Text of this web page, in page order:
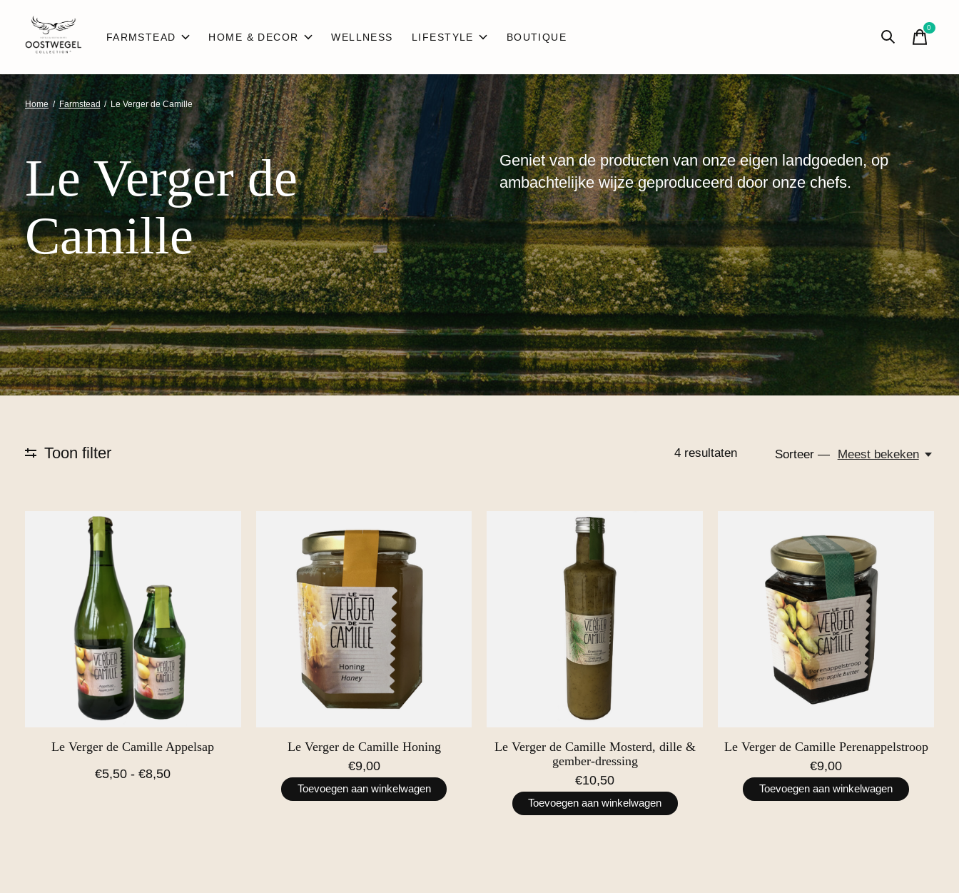
FARMSTEAD HOME & DECOR WELLNESS LIFESTYLE BOUTIQUE
0items
Home / Farmstead / Le Verger de Camille
Le Verger de
Camille
Geniet van de producten van onze eigen landgoeden, op
ambachtelijke wijze geproduceerd door onze chefs.
Toon filter 4resultaten Sorteer — Meest bekeken
Le Verger de Camille Appelsap
€5,50 - €8,50
Le Verger de Camille Honing
€9,00
Toevoegen aan winkelwagen
Le Verger de Camille Mosterd, dille &
gember-dressing
€10,50
Toevoegen aan winkelwagen
Le Verger de Camille Perenappelstroop
€9,00
Toevoegen aan winkelwagen